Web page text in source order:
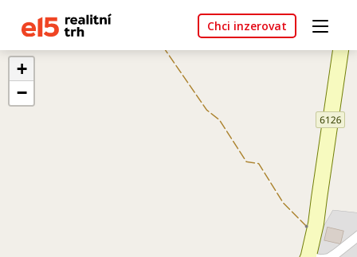
Chci inzerovat
+
−